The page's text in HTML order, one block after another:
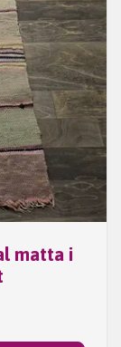
matta i